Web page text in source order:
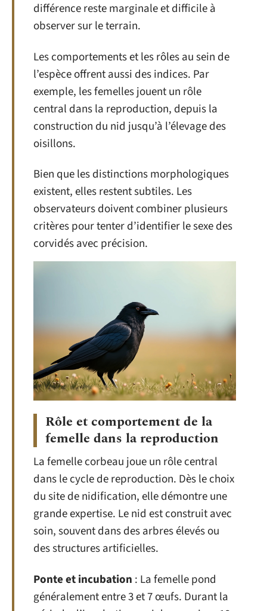
différence reste marginale et difficile à
observer sur le terrain.
Les comportements et les rôles au sein de
l’espèce offrent aussi des indices. Par
exemple, les femelles jouent un rôle
central dans la reproduction, depuis la
construction du nid jusqu’à l’élevage des
oisillons.
Bien que les distinctions morphologiques
existent, elles restent subtiles. Les
observateurs doivent combiner plusieurs
critères pour tenter d’identifier le sexe des
corvidés avec précision.
Rôle et comportement de la
femelle dans la reproduction
La femelle corbeau joue un rôle central
dans le cycle de reproduction. Dès le choix
du site de nidification, elle démontre une
grande expertise. Le nid est construit avec
soin, souvent dans des arbres élevés ou
des structures artificielles.
Ponte et incubation : La femelle pond
généralement entre 3 et 7 œufs. Durant la